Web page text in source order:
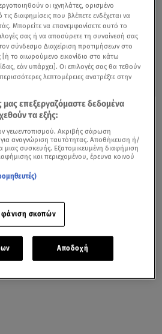
Μάικλ Τζάκσον - Θα τον
του Τζαφάρ
οι ιχνηλάτες, ορισμένο
διαφημίσεις που βλέπετε ενδέχεται να
Μπορείτε να επανεμφανίσετε αυτό το
σας ή να αποσύρετε τη συναίνεσή σας
σύνδεσμο Διαχείριση προτιμήσεων στο
[ή το αιωρούμενο εικονίδιο στο κάτω
εάν υπάρχει]. Οι επιλογές σας θα τεθούν
λεπτομέρειες ανατρέξτε στην
μας επεξεργαζόμαστε δεδομένα
τα εξής:
γεωεντοπισμού. Ακριβής σάρωση
αναγνώριση ταυτότητας. Αποθήκευση ή/
συσκευής. Εξατομικευμένη διαφήμιση
και περιεχομένου, έρευνα κοινού
σκοπών
Αποδοχή